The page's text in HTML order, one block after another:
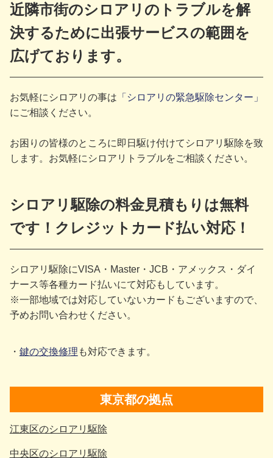
近隣市街のシロアリのトラブルを解
決するために出張サービスの範囲を
広げております。
お気軽にシロアリの事は 「シロアリの緊急駆除センター」
にご相談ください。
お困りの皆様のところに即日駆け付けてシロアリ駆除を致
します。お気軽にシロアリトラブルをご相談ください。
シロアリ駆除の料金見積もりは無料
です！クレジットカード払い対応！
シロアリ駆除にVISA・Master・JCB・アメックス・ダイ
ナース等各種カード払いにて対応もしています。
※一部地域では対応していないカードもございますので、
予めお問い合わせください。
鍵の交換修理 も対応できます。
東京都の拠点
江東区のシロアリ駆除
中央区のシロアリ駆除